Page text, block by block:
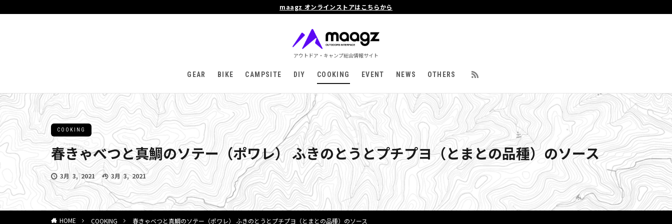
maagz オンラインストアはこちらから
アウトドア・キャンプ総合情報サイト
GEAR BIKE CAMPSITE DIY COOKING EVENT NEWS OTHERS
COOKING
春きゃべつと真鯛のソテー（ポワレ） ふきのとうとプチプヨ（とまとの品種）のソース
3月 3, 2021 3月 3, 2021
HOME COOKING 春きゃべつと真鯛のソテー（ポワレ） ふきのとうとプチプヨ（とまとの品種）のソース